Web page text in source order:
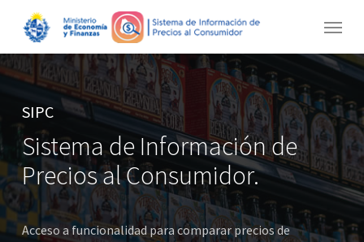
main
content
Menu
SIPC
Sistema de Información de
Precios al Consumidor.
Acceso a funcionalidad para comparar precios de